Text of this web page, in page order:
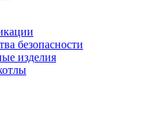
безопасности
изделия